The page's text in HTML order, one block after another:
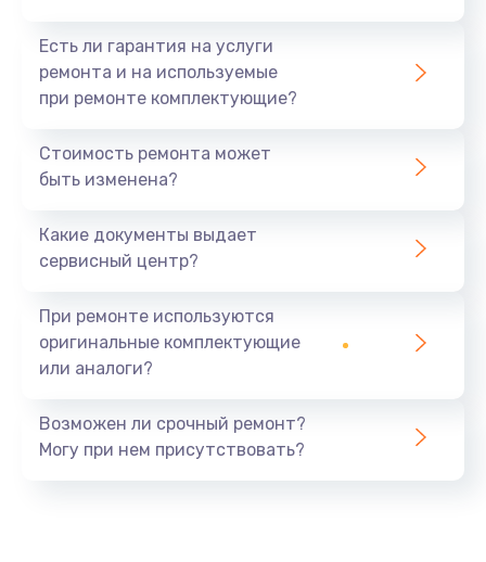
Есть ли гарантия на услуги
ремонта и на используемые
при ремонте комплектующие?
Стоимость ремонта может
быть изменена?
Какие документы выдает
сервисный центр?
При ремонте используются
оригинальные комплектующие
или аналоги?
Возможен ли срочный ремонт?
Могу при нем присутствовать?